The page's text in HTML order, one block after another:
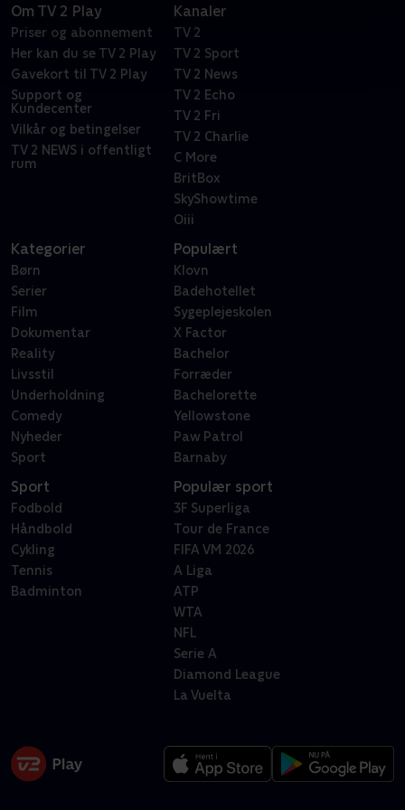
Om TV 2 Play
Priser og abonnement
Her kan du se TV 2 Play
Gavekort til TV 2 Play
Support og
Kundecenter
Vilkår og betingelser
TV 2 NEWS i offentligt
rum
Kanaler
TV 2
TV 2 Sport
TV 2 News
TV 2 Echo
TV 2 Fri
TV 2 Charlie
C More
BritBox
SkyShowtime
Oiii
Kategorier
Børn
Serier
Film
Dokumentar
Reality
Livsstil
Underholdning
Comedy
Nyheder
Sport
Populært
Klovn
Badehotellet
Sygeplejeskolen
X Factor
Bachelor
Forræder
Bachelorette
Yellowstone
Paw Patrol
Barnaby
Sport
Fodbold
Håndbold
Cykling
Tennis
Badminton
Populær sport
3F Superliga
Tour de France
FIFA VM 2026
A Liga
ATP
WTA
NFL
Serie A
Diamond League
La Vuelta